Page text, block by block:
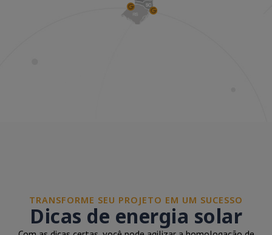
TRANSFORME SEU PROJETO EM UM SUCESSO
Dicas de energia solar